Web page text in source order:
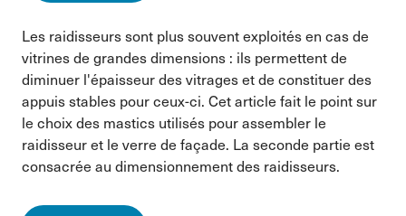
Les raidisseurs sont plus souvent exploités en cas de
vitrines de grandes dimensions : ils permettent de
diminuer l'épaisseur des vitrages et de constituer des
appuis stables pour ceux-ci. Cet article fait le point sur
le choix des mastics utilisés pour assembler le
raidisseur et le verre de façade. La seconde partie est
consacrée au dimensionnement des raidisseurs.